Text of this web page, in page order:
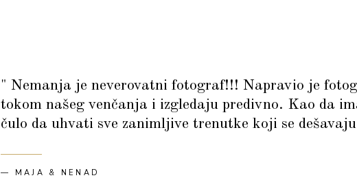
" Nemanja je neverovatni fotograf!!! Napravio je
tokom našeg venčanja i izgledaju predivno. Kao da
čulo da uhvati sve zanimljive trenutke koji se
— MAJA & NENAD